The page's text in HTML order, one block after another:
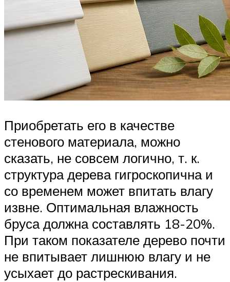
Приобретать его в качестве
стенового материала, можно
сказать, не совсем логично, т. к.
структура дерева гигроскопична и
со временем может впитать влагу
извне. Оптимальная влажность
бруса должна составлять 18-20%.
При таком показателе дерево почти
не впитывает лишнюю влагу и не
усыхает до растрескивания.